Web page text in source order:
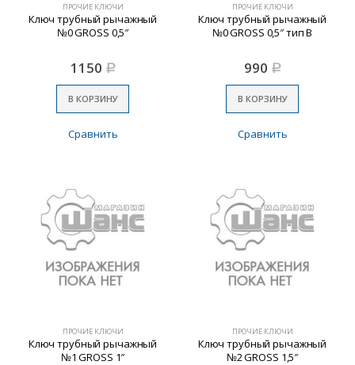
ПРОЧИЕ КЛЮЧИ
Ключ трубный рычажный
№0 GROSS 0,5″
1150 Р
В КОРЗИНУ
Сравнить
ПРОЧИЕ КЛЮЧИ
Ключ трубный рычажный
№0 GROSS 0,5″ тип В
990 Р
В КОРЗИНУ
Сравнить
ПРОЧИЕ КЛЮЧИ
Ключ трубный рычажный
№1 GROSS 1″
ПРОЧИЕ КЛЮЧИ
Ключ трубный рычажный
№2 GROSS 1,5″